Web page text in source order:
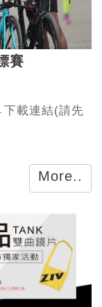
賽
載連結(請先
More..